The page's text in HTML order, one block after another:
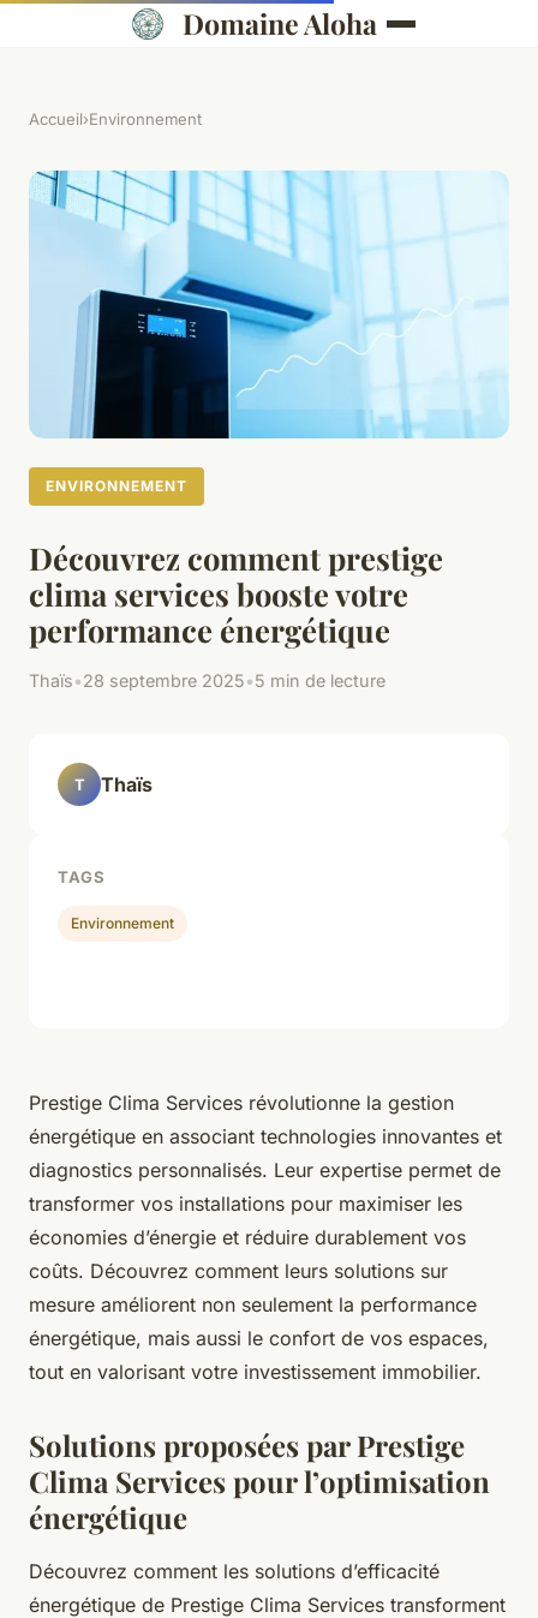
Domaine Aloha
Accueil›Environnement
ENVIRONNEMENT
Découvrez comment prestige
clima services booste votre
performance énergétique
Thaïs•28 septembre 2025•5 min de lecture
Prestige Clima Services révolutionne la gestion
énergétique en associant technologies innovantes et
diagnostics personnalisés. Leur expertise permet de
transformer vos installations pour maximiser les
économies d’énergie et réduire durablement vos
coûts. Découvrez comment leurs solutions sur
mesure améliorent non seulement la performance
énergétique, mais aussi le confort de vos espaces,
tout en valorisant votre investissement immobilier.
Solutions proposées par Prestige
Clima Services pour l’optimisation
énergétique
Découvrez comment les solutions d’efficacité
énergétique de Prestige Clima Services transforment
T Thaïs
TAGS
Environnement